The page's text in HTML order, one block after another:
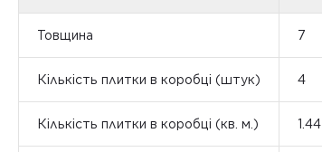
Товщина 7
Кількість плитки в коробці (штук) 4
Кількість плитки в коробці (кв. м.) 1.44